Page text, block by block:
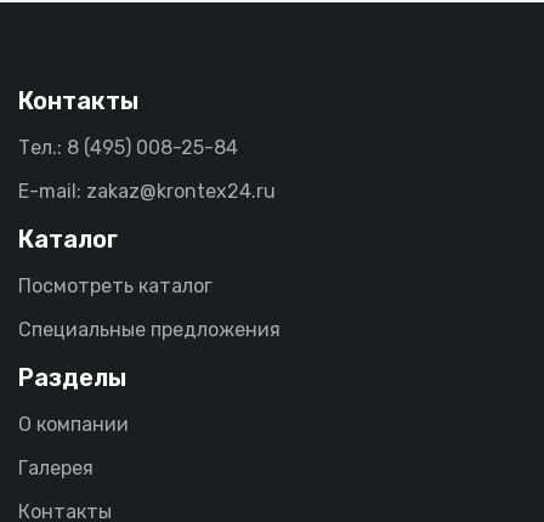
Контакты
Тел.: 8 (495) 008-25-84
E-mail: zakaz@krontex24.ru
Каталог
Посмотреть каталог
Специальные предложения
Разделы
О компании
Галерея
Контакты